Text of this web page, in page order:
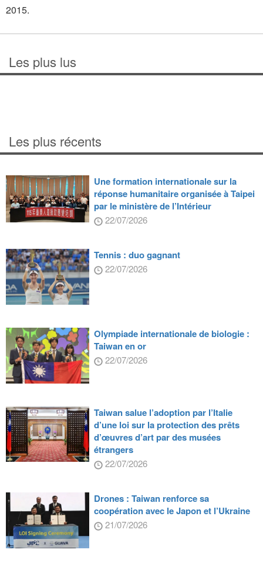
2015.
Les plus lus
Les plus récents
Une formation internationale sur la
réponse humanitaire organisée à Taipei
par le ministère de l’Intérieur
22/07/2026
Tennis : duo gagnant
22/07/2026
Olympiade internationale de biologie :
Taiwan en or
22/07/2026
Taiwan salue l’adoption par l’Italie
d’une loi sur la protection des prêts
d’œuvres d’art par des musées
étrangers
22/07/2026
Drones : Taiwan renforce sa
coopération avec le Japon et l’Ukraine
21/07/2026